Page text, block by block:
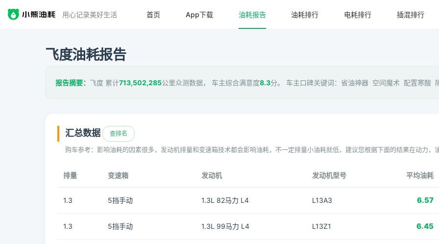
用心记录美好生活 首页 App下载 油耗报告 油耗排行 电耗排行 插混排行
飞度油耗报告
报告摘要： 飞度 累计713,502,285公里众测数据， 车主综合满意度8.3分。 车主口碑关键词：省油神器 空间魔术 配置寒酸
汇总数据 查排名
购车参考：影响油耗的因素很多，发动机排量和变速箱技术都会影响油耗，不一定排量小油耗就低，建议您根据下面的结果在动力
排量 变速箱 发动机 发动机型号 平均油耗
1.3 5挡手动 1.3L 82马力 L4 L13A3 6.57
1.3 5挡手动 1.3L 99马力 L4 L13Z1 6.45